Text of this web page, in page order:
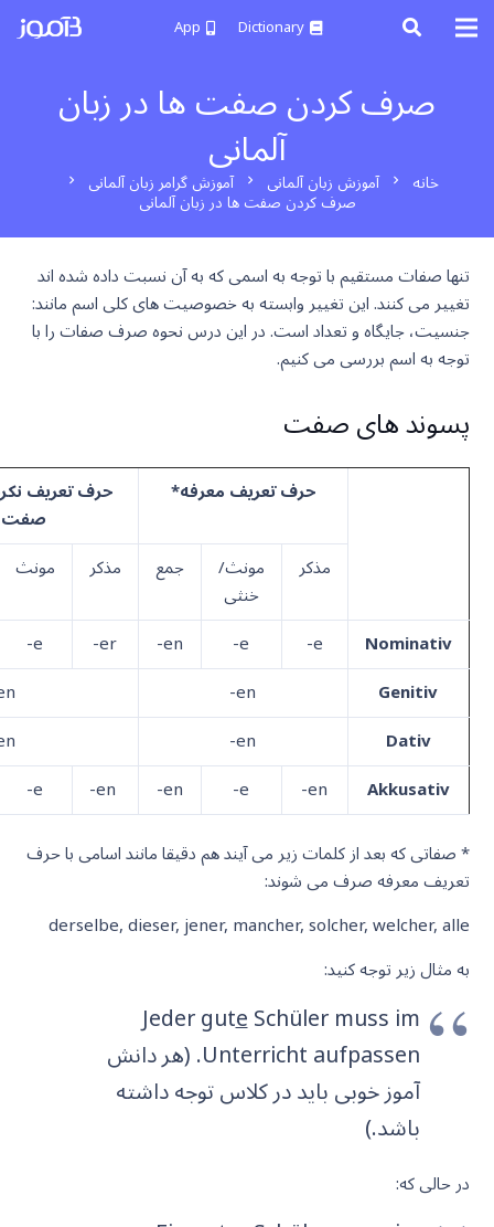
Dictionary
App
صرف کردن صفت ها در زبان
آلمانی خانه chevron_right آموزش زبان آلمانی chevron_right آموزش گرامر زبان آلمانی chevron_right
صرف کردن صفت ها در زبان آلمانی
تنها صفات مستقیم با توجه به اسمی که به آن نسبت داده شده اند
تغییر می کنند. این تغییر وابسته به خصوصیت های کلی اسم مانند:
جنسیت، جایگاه و تعداد است. در این درس نحوه صرف صفات را با
توجه به اسم بررسی می کنیم.
پسوند های صفت
حرف تعریف معرفه* حرف تعریف
صفت
مذکر
مونث/
خنثی
جمع مذکر مونث
Nominativ
-e
-e
-en
-er
-e
Genitiv
-en
Dativ
-en
Akkusativ
-en
-e
-en
-en
-e
* صفاتی که بعد از کلمات زیر می آیند هم دقیقا مانند اسامی با حرف
تعریف معرفه صرف می شوند:
derselbe, dieser, jener, mancher, solcher, welcher, alle
به مثال زیر توجه کنید:
Jeder guteSchüler muss im
Unterricht aufpassen. (هر دانش
آموز خوبی باید در کلاس توجه داشته
باشد.)
در حالی که: